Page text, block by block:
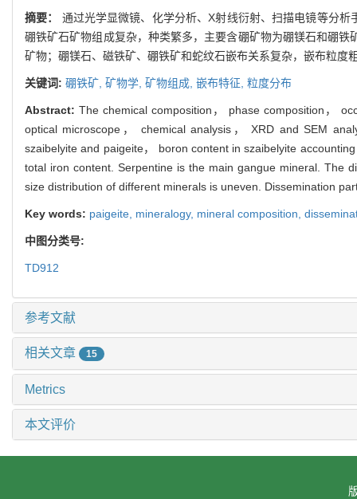
摘要： 通过光学显微镜、化学分析、X射线衍射、扫描电镜等分
硼铁矿石矿物组成复杂，种类繁多，主要含硼矿物为硼镁石和硼
矿物；硼镁石、磁铁矿、硼铁矿和蛇纹石嵌布关系复杂，嵌布粒
关键词: 硼铁矿, 矿物学, 矿物组成, 嵌布特征, 粒度分布
Abstract:The chemical composition， phase composition，
optical microscope， chemical analysis， XRD and SEM
szaibelyite and paigeite， boron content in szaibelyite
total iron content. Serpentine is the main gangue mineral. The
size distribution of different minerals is uneven. Dissemination
Key words: paigeite, mineralogy, mineral composition,
中图分类号:
TD912
参考文献
相关文章 15
Metrics
本文评价